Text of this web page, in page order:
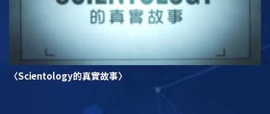
〈Scientology的真實故事〉